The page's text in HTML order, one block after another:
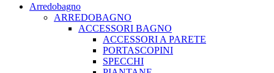
Arredobagno
ARREDOBAGNO
ACCESSORI BAGNO
ACCESSORI A PARETE
PORTASCOPINI
SPECCHI